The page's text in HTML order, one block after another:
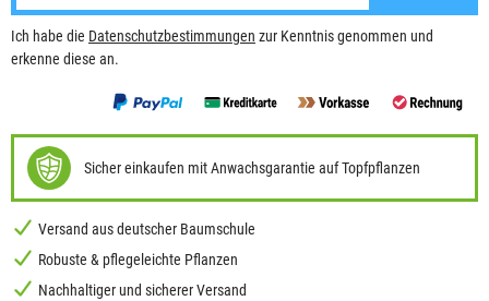
Ich habe die Datenschutzbestimmungen zur Kenntnis genommen und
erkenne diese an.
Sicher einkaufen mit Anwachsgarantie auf Topfpflanzen
Versand aus deutscher Baumschule
Robuste & pflegeleichte Pflanzen
Nachhaltiger und sicherer Versand